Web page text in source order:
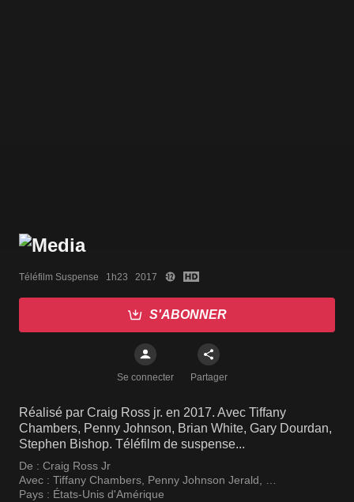
Téléfilm Suspense   1h23   2017
S'ABONNER
Se connecter Partager
Réalisé par Craig Ross jr. en 2017. Avec Tiffany
Chambers, Penny Johnson, Brian White, Gary Dourdan,
Stephen Bishop. Téléfilm de suspense...
De : Craig Ross Jr
Avec : Tiffany Chambers, Penny Johnson Jerald,
Brian J White
Pays : États-Unis d'Amérique